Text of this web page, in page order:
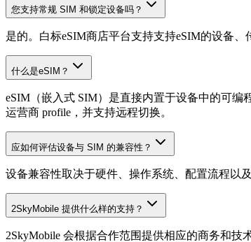
您支持常规 SIM 和锁定设备吗？
是的。白标eSIM商店平台支持支持eSIM的设备
什么是eSIM？
eSIM（嵌入式 SIM）是直接内置于设备中的可编
运营商 profile，并支持远程切换。
应如何评估设备与 SIM 的兼容性？
设备兼容性取决于硬件、操作系统、配置流程以
2SkyMobile 提供什么样的支持？
2SkyMobile 会根据合作范围提供相应的商务和技